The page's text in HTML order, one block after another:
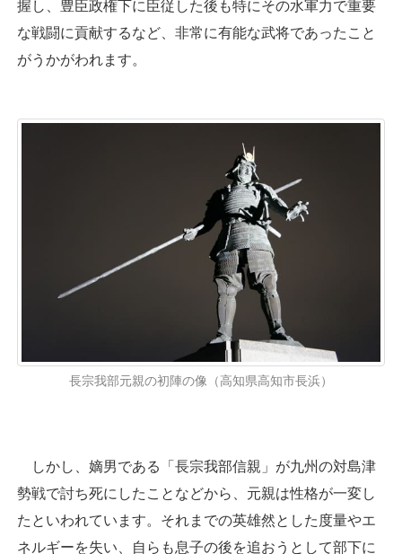
握し、豊臣政権下に臣従した後も特にその水軍力で重要
な戦闘に貢献するなど、非常に有能な武将であったこと
がうかがわれます。
長宗我部元親の初陣の像（高知県高知市長浜）
しかし、嫡男である「長宗我部信親」が九州の対島津
勢戦で討ち死にしたことなどから、元親は性格が一変し
たといわれています。それまでの英雄然とした度量やエ
ネルギーを失い、自らも息子の後を追おうとして部下に